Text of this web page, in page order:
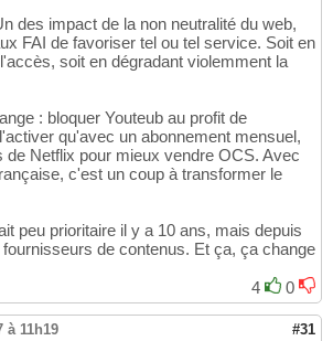
des impact de la non neutralité du web,
FAI de favoriser tel ou tel service. Soit en
soit en dégradant violemment la
: bloquer Youteub au profit de
qu'avec un abonnement mensuel,
de Netflix pour mieux vendre OCS. Avec
c'est un coup à transformer le
peu prioritaire il y a 10 ans, mais depuis
de contenus. Et ça, ça change
4
0
à 11h19 #31